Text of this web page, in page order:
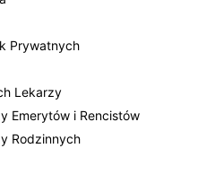
Prywatnych
Lekarzy
Emerytów i Rencistów
Rodzinnych